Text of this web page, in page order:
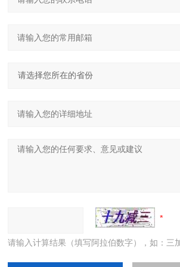
请输入计算结果（填写阿拉伯数字），如：三